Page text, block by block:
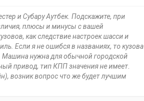
и Субару Аутбек. Подскажите, при
плюсы и минусы с вашей
как следствие настроек шасси и
Если я не ошибся в названиях, то кузова
нужна для обычной городской
привод, тип КПП значения не имеет.
возник вопрос что же будет лучшим